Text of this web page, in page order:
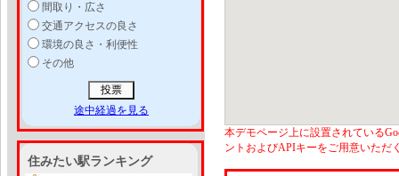
間取り・広さ
交通アクセスの良さ
環境の良さ・利便性
その他
途中経過を見る
住みたい駅ランキング
本デモページ上に設置されている
ントおよびAPIキーをご用意いただ